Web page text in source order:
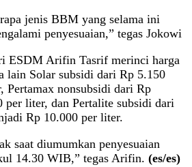
jenis BBM yang selama ini
penyesuaian,” tegas Jokowi
ESDM Arifin Tasrif merinci harga
lain Solar subsidi dari Rp 5.150
Pertamax nonsubsidi dari Rp
per liter, dan Pertalite subsidi dari
Rp 10.000 per liter.
saat diumumkan penyesuaian
14.30 WIB,” tegas Arifin. (es/es)